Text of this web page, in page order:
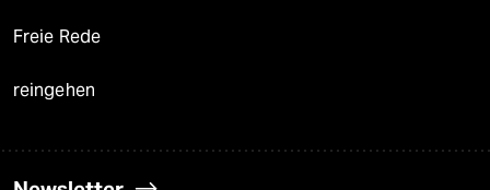
Freie Rede
reingehen